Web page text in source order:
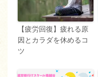
【疲労回復】疲れる原
因とカラダを休めるコ
ツ